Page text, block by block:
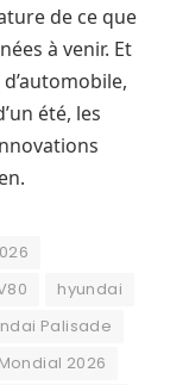
de ce que
à venir. Et
été, les
hyundai
Palisade
Mondial 2026